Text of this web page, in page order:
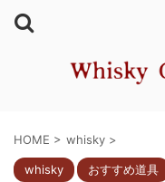
HOME > whisky >
whisky おすすめ道具